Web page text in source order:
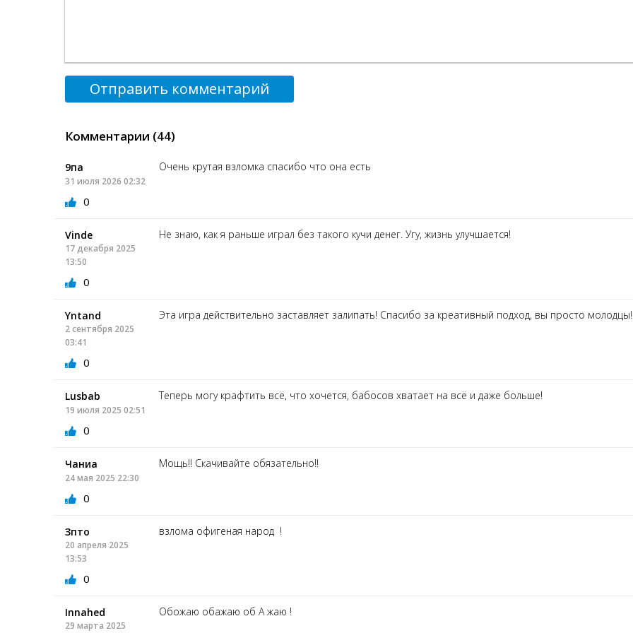
Отправить комментарий
Комментарии (44)
9па
31 июля 2026 02:32
Очень крутая взломка спасибо что она есть
0
Vinde
17 декабря 2025
13:50
Не знаю, как я раньше играл без такого кучи денег. Угу, жизнь улучшается!
0
Yntand
2 сентября 2025
03:41
Эта игра действительно заставляет залипать! Спасибо за креативный подход, вы просто молодцы!
0
Lusbab
19 июля 2025 02:51
Теперь могу крафтить всё, что хочется, бабосов хватает на всё и даже больше!
0
Чаниа
24 мая 2025 22:30
Мощь!! Скачивайте обязательно!!
0
Зпто
20 апреля 2025
13:53
взлома офигеная народ !
0
Innahed
29 марта 2025
Обожаю обажаю об А жаю !